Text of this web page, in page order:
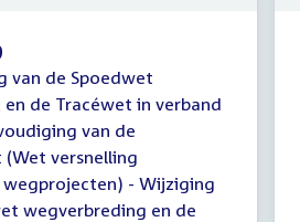
van de Spoedwet
de Tracéwet in verband
van de
versnelling
- Wijziging
wegverbreding en de